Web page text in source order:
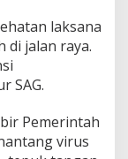
laksana
di jalan raya.
SAG.
Pemerintah
virus